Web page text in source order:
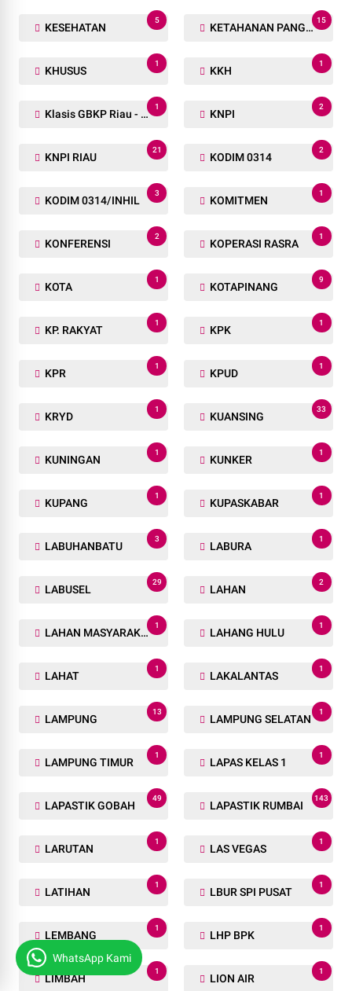
KESEHATAN
5
KETAHANAN PANGAN
15
KHUSUS
1
KKH
1
Klasis GBKP Riau - Sumbar.
1
KNPI
2
KNPI RIAU
21
KODIM 0314
2
KODIM 0314/INHIL
3
KOMITMEN
1
KONFERENSI
2
KOPERASI RASRA
1
KOTA
1
KOTAPINANG
9
KP. RAKYAT
1
KPK
1
KPR
1
KPUD
1
KRYD
1
KUANSING
33
KUNINGAN
1
KUNKER
1
KUPANG
1
KUPASKABAR
1
LABUHANBATU
3
LABURA
1
LABUSEL
29
LAHAN
2
LAHAN MASYARAKAT
1
LAHANG HULU
1
LAHAT
1
LAKALANTAS
1
LAMPUNG
13
LAMPUNG SELATAN
1
LAMPUNG TIMUR
1
LAPAS KELAS 1
1
LAPASTIK GOBAH
49
LAPASTIK RUMBAI
143
LARUTAN
1
LAS VEGAS
1
LATIHAN
1
LBUR SPI PUSAT
1
LEMBANG
1
LHP BPK
1
LIMBAH
1
LION AIR
1
WhatsApp Kami